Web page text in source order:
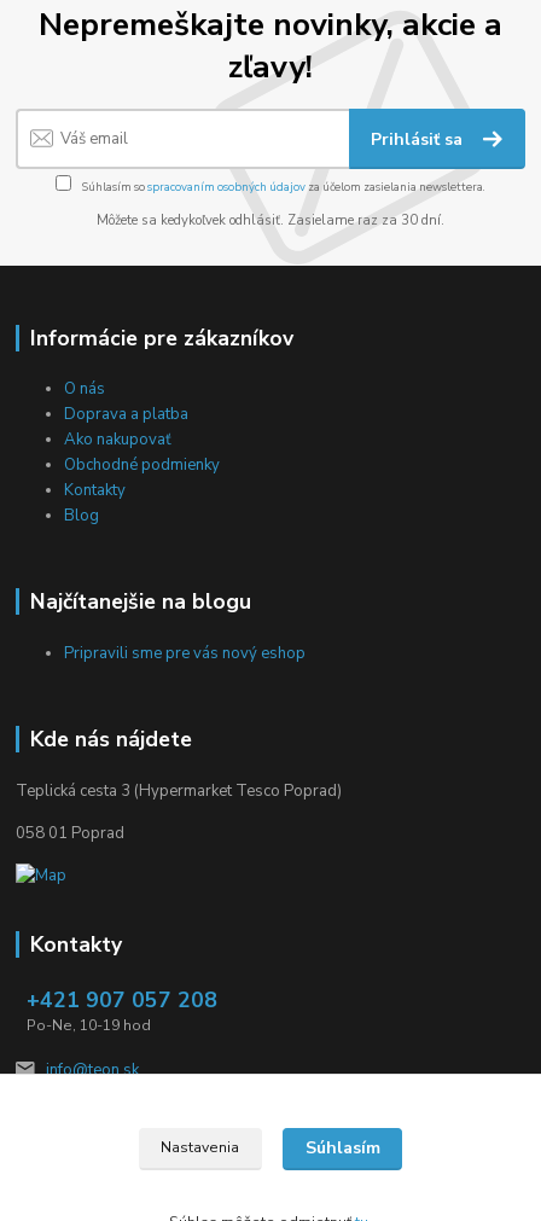
Nepremeškajte novinky, akcie a
zľavy!
Prihlásiť sa
Súhlasím sospracovaním osobných údajov za účelom zasielania newslettera.
Môžete sa kedykoľvek odhlásiť. Zasielame raz za 30 dní.
Informácie pre zákazníkov
O nás
Doprava a platba
Ako nakupovať
Obchodné podmienky
Kontakty
Blog
Najčítanejšie na blogu
Pripravili sme pre vás nový eshop
Kde nás nájdete
Teplická cesta 3 (Hypermarket Tesco Poprad)
058 01 Poprad
Kontakty
+421 907 057 208
Po-Ne, 10-19 hod
info@teon.sk
Nastavenia Súhlasím